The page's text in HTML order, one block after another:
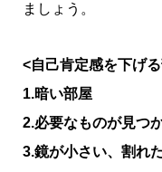
ましょう。
<自己肯定感を下げ
1.暗い部屋
2.必要なものが見つ
3.鏡が小さい、割れ